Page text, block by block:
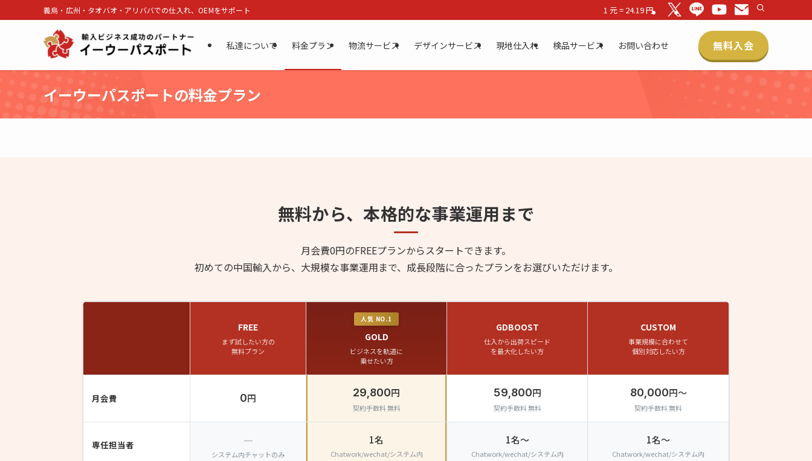
義烏・広州・タオバオ・アリババでの仕入れ、OEMをサポート 1 元 = 24.19 円
私達について 料金プラン 物流サービス デザインサービス 現地仕入れ 検品サービス お問い合わせ 無料入会
イーウーパスポートの料金プラン
無料から、本格的な事業運用まで
月会費0円のFREEプランからスタートできます。
初めての中国輸入から、大規模な事業運用まで、成長段階に合ったプランをお選びいただけます。
FREE
まず試したい方の
無料プラン
人気 NO.1
GOLD
ビジネスを軌道に
乗せたい方
GDBOOST
仕入から出荷スピード
を最大化したい方
CUSTOM
事業規模に合わせて
個別対応したい方
月会費 0円 29,800円
契約手数料 無料
59,800円
契約手数料 無料
80,000円〜
契約手数料 無料
専任担当者 —
システム内チャットのみ
1名
Chatwork/wechat/システム内
1名〜
Chatwork/wechat/システム内
1名〜
Chatwork/wechat/システム内